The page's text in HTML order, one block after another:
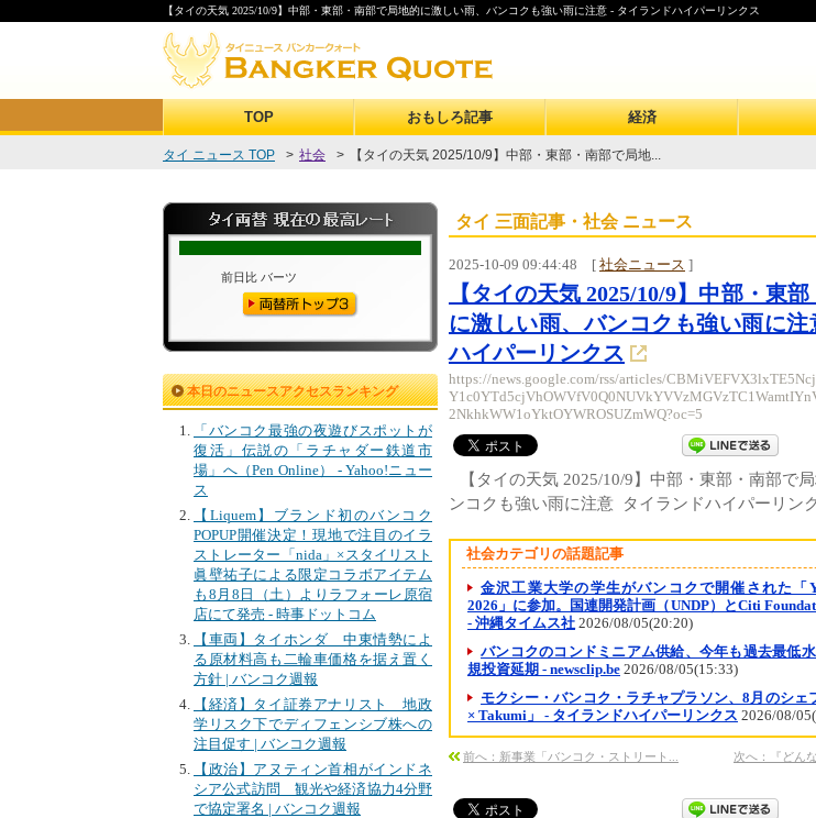
【タイの天気 2025/10/9】中部・東部・南部で局地的に激しい雨、バンコクも強い雨に注意 - タイランドハイパーリンクス
TOP おもしろ記事 経済
タイ ニュース TOP > 社会 > 【タイの天気 2025/10/9】中部・東部・南部で局地...
本日のニュースアクセスランキング
「バンコク最強の夜遊びスポットが
復活」伝説の「ラチャダー鉄道市
場」へ（Pen Online） - Yahoo!ニュー
ス
【Liquem】ブランド初のバンコク
POPUP開催決定！現地で注目のイラ
ストレーター「nida」×スタイリスト
眞壁祐子による限定コラボアイテム
も8月8日（土）よりラフォーレ原宿
店にて発売 - 時事ドットコム
【車両】タイホンダ 中東情勢によ
る原材料高も二輪車価格を据え置く
方針 | バンコク週報
【経済】タイ証券アナリスト 地政
学リスク下でディフェンシブ株への
注目促す | バンコク週報
【政治】アヌティン首相がインドネ
シア公式訪問 観光や経済協力4分野
で協定署名 | バンコク週報
タイ 三面記事・社会 ニュース
2025-10-09 09:44:48 [ 社会ニュース ]
【タイの天気 2025/10/9】中部・東
に激しい雨、バンコクも強い雨に注
ハイパーリンクス
https://news.google.com/rss/articles/
2NkhkWW1oYktOYWROSUZmWQ?oc=5
【タイの天気 2025/10/9】中部・東部・南部で
ンコクも強い雨に注意 タイランドハイパーリン
社会カテゴリの話題記事
金沢工業大学の学生がバンコクで開催された「
2026」に参加。国連開発計画（UNDP）とCiti
- 沖縄タイムス社 2026/08/05(20:20)
バンコクのコンドミニアム供給、今年も過去最低
規投資延期 - newsclip.be 2026/08/05(15:33)
モクシー・バンコク・ラチャプラソン、8月のシェ
× Takumi」 - タイランドハイパーリンクス 2026/08/
前へ：新事業「バンコク・ストリート... 次へ：『どん